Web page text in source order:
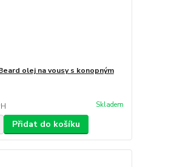
olej na vousy s konopným
Skladem
Přidat do košíku